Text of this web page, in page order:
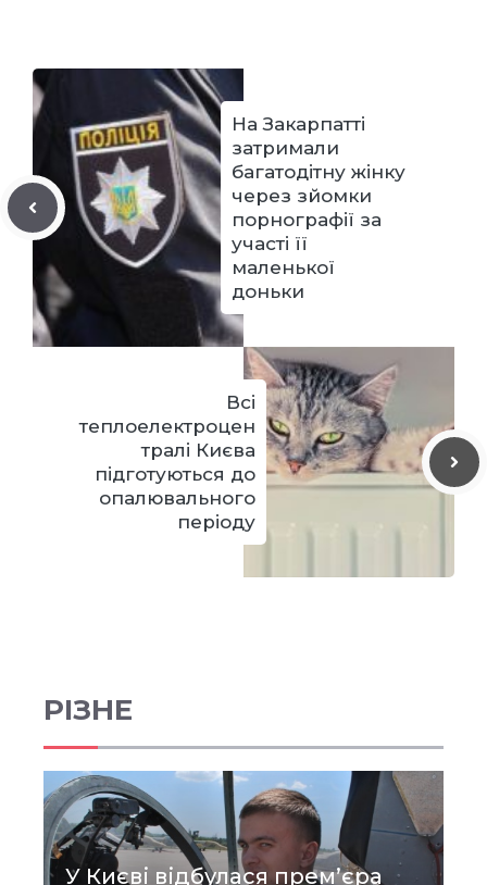
На Закарпатті
затримали
багатодітну жінку
через зйомки
порнографії за
участі її
маленької
доньки
Всі
теплоелектроцен
тралі Києва
підготуються до
опалювального
періоду
РІЗНЕ
У Києві відбулася прем’єра